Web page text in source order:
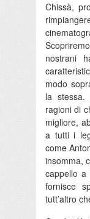
Chissà,
nostrani
modo
la stessa.
ragioni di
migliore,
a tutti i
come
insomma,
cappello
fornisce
tutt’altro